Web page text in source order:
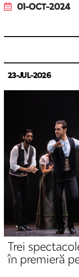
01-OCT-2024
23-JUL-2026
Trei
în premieră